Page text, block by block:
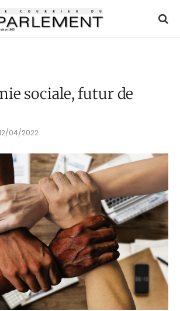
sociale, futur de
04/2022